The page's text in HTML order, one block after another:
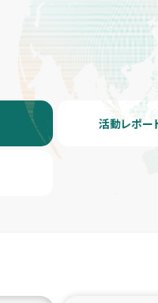
活動レポー